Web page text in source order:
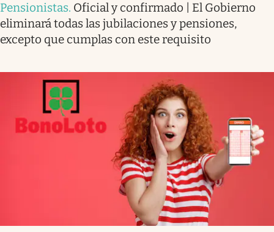
Pensionistas. Oficial y confirmado | El Gobierno
eliminará todas las jubilaciones y pensiones,
excepto que cumplas con este requisito